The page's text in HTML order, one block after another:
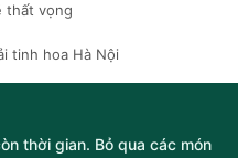
thất vọng
tinh hoa Hà Nội
thời gian. Bỏ qua các món